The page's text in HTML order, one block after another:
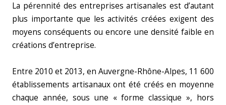
La pérennité des entreprises artisanales est d’autant
plus importante que les activités créées exigent des
moyens conséquents ou encore une densité faible en
créations d’entreprise.
Entre 2010 et 2013, en Auvergne-Rhône-Alpes, 11 600
établissements artisanaux ont été créés en moyenne
chaque année, sous une « forme classique », hors